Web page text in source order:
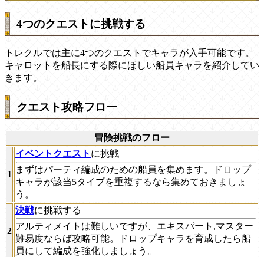
4つのクエストに挑戦する
トレクルでは主に4つのクエストでキャラが入手可能です。
キャロットを船長にする際にほしい船員キャラを紹介してい
きます。
クエスト攻略フロー
冒険挑戦のフロー
1
イベントクエスト に挑戦
まずはパーティ編成のための船員を集めます。ドロップ
キャラが該当5タイプを重複するなら集めておきましょ
う。
2
決戦に挑戦する
アルティメイトは難しいですが、エキスパート,マスター
難易度ならば攻略可能。ドロップキャラを育成したら船
員にして編成を強化しましょう。